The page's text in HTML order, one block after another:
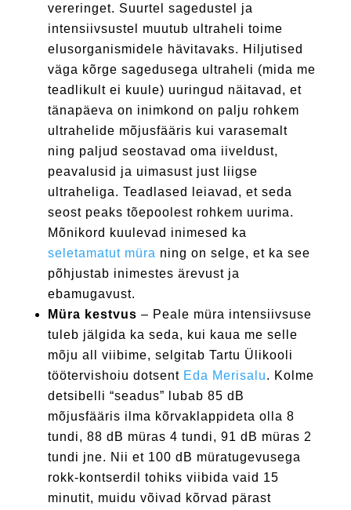
vereringet. Suurtel sagedustel ja
intensiivsustel muutub ultraheli toime
elusorganismidele hävitavaks. Hiljutised
väga kõrge sagedusega ultraheli (mida me
teadlikult ei kuule) uuringud näitavad, et
tänapäeva on inimkond on palju rohkem
ultrahelide mõjusfääris kui varasemalt
ning paljud seostavad oma iiveldust,
peavalusid ja uimasust just liigse
ultraheliga. Teadlased leiavad, et seda
seost peaks tõepoolest rohkem uurima.
Mõnikord kuulevad inimesed ka
seletamatut müra ning on selge, et ka see
põhjustab inimestes ärevust ja
ebamugavust.
Müra kestvus – Peale müra intensiivsuse
tuleb jälgida ka seda, kui kaua me selle
mõju all viibime, selgitab Tartu Ülikooli
töötervishoiu dotsentEda Merisalu. Kolme
detsibelli “seadus” lubab 85 dB
mõjusfääris ilma kõrvaklappideta olla 8
tundi, 88 dB müras 4 tundi, 91 dB müras 2
tundi jne. Nii et 100 dB müratugevusega
rokk-kontserdil tohiks viibida vaid 15
minutit, muidu võivad kõrvad pärast